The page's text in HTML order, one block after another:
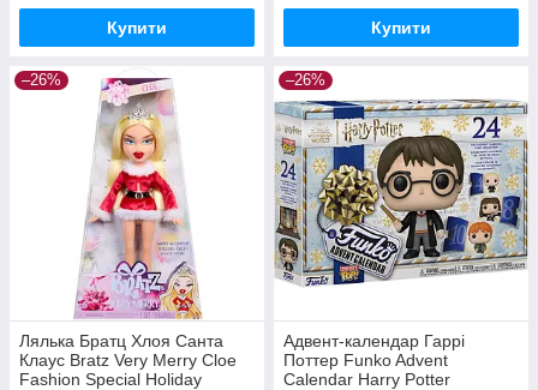
Купити Купити
–26%
Лялька Братц Хлоя Санта
Клаус Bratz Very Merry Cloe
Fashion Special Holiday
–26%
Адвент-календар Гаррі
Поттер Funko Advent
Calendar Harry Potter